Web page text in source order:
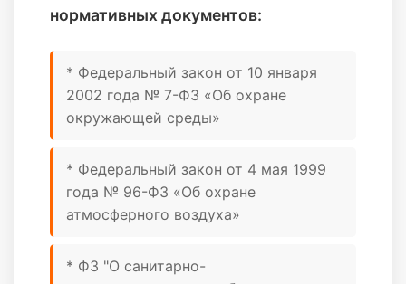
нормативных документов:
* Федеральный закон от 10 января
2002 года № 7-ФЗ «Об охране
окружающей среды»
* Федеральный закон от 4 мая 1999
года № 96-ФЗ «Об охране
атмосферного воздуха»
* ФЗ "О санитарно-